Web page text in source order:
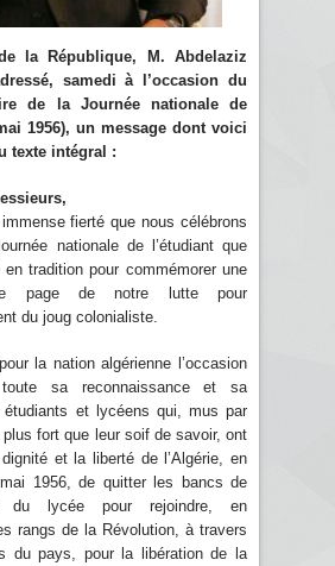
la République, M. Abdelaziz
samedi à l’occasion du
de la Journée nationale de
1956), un message dont voici
texte intégral :
fierté que nous célébrons
nationale de l’étudiant que
en tradition pour commémorer une
page de notre lutte pour
du joug colonialiste.
la nation algérienne l’occasion
sa reconnaissance et sa
et lycéens qui, mus par
fort que leur soif de savoir, ont
et la liberté de l’Algérie, en
1956, de quitter les bancs de
du lycée pour rejoindre, en
rangs de la Révolution, à travers
du pays, pour la libération de la